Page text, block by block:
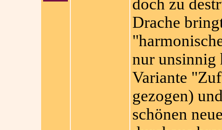
doch zu
Drache
nur unsinnig
Variante
gezogen)
schönen